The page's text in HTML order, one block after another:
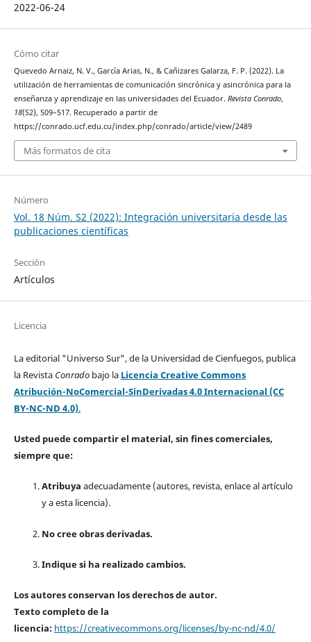
2022-06-24
Cómo citar
Quevedo Arnaiz, N. V., García Arias, N., & Cañizares Galarza, F. P. (2022). La
utilización de herramientas de comunicación sincrónica y asincrónica para la
enseñanza y aprendizaje en las universidades del Ecuador. Revista Conrado,
18(S2), 509–517. Recuperado a partir de
https://conrado.ucf.edu.cu/index.php/conrado/article/view/2489
Más formatos de cita
Número
Vol. 18 Núm. S2 (2022): Integración universitaria desde las
publicaciones científicas
Sección
Artículos
Licencia
La editorial "Universo Sur", de la Universidad de Cienfuegos, publica
la Revista Conradobajo la Licencia Creative Commons
Atribución-NoComercial-SinDerivadas 4.0 Internacional (CC
BY-NC-ND 4.0).
Usted puede compartir el material, sin fines comerciales,
siempre que:
Atribuya adecuadamente (autores, revista, enlace al artículo
y a esta licencia).
No cree obras derivadas.
Indique si ha realizado cambios.
Los autores conservan los derechos de autor.
Texto completo de la
licencia: https://creativecommons.org/licenses/by-nc-nd/4.0/